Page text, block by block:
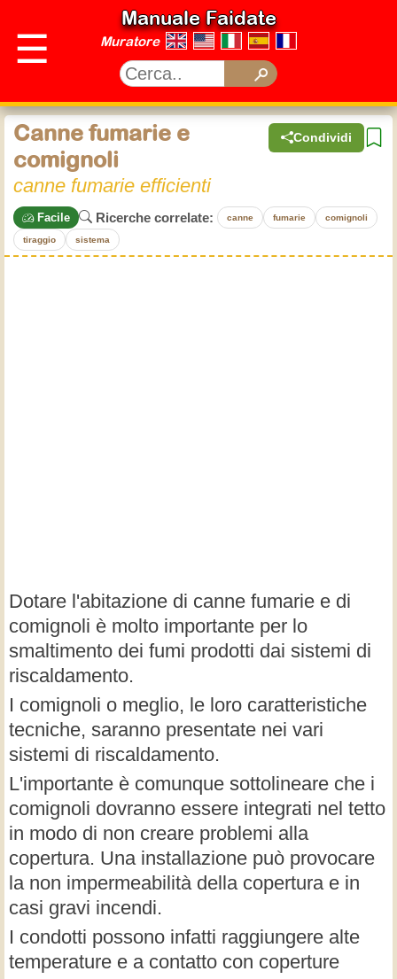
☰
Manuale Faidate
Muratore
Condividi
Canne fumarie e
comignoli
canne fumarie efficienti
Facile Ricerche correlate: canne fumarie comignoli
tiraggio sistema
Dotare l'abitazione di canne fumarie e di
comignoli è molto importante per lo
smaltimento dei fumi prodotti dai sistemi di
riscaldamento.
I comignoli o meglio, le loro caratteristiche
tecniche, saranno presentate nei vari
sistemi di riscaldamento.
L'importante è comunque sottolineare che i
comignoli dovranno essere integrati nel tetto
in modo di non creare problemi alla
copertura. Una installazione può provocare
la non impermeabilità della copertura e in
casi gravi incendi.
I condotti possono infatti raggiungere alte
temperature e a contatto con coperture